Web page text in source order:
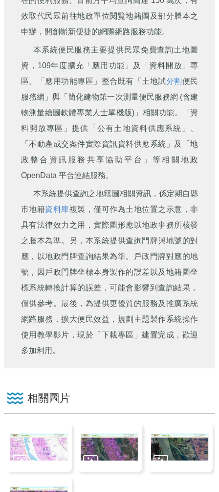
效取代民眾前往地政單位閱覽地籍圖及部分謄本之
申辦，開創嶄新便捷的網際網路服務功能。
本系統便民服務主要提供民眾免費查詢土地圖
資，109年度擴充「應用功能」及「資料開放」專
區。「應用功能專區」整合既有「土地試分割 便民
服務網」與「簡化建物第一次測量便民服務網 (含建
物測量繪圖軟體專業人士單機版)」相關功能。「資
料開放專區」提供「公有土地資料供應系統」、
「不動產成交案件實際資訊資料供應系統」及「地
政整合資訊服務共享協助平台」等相關地政
OpenData 平台連結服務。
本系統提供查詢之地籍圖相關資訊，係定期自縣
市地籍資料庫複製，僅可作為土地位置之示意，非
具有法律效力之用，實際圖形應以地政事務所核發
之謄本為準。另，本系統提供查詢門牌與地號的對
應，以地政門牌查詢結果為準。戶政門牌對應的地
號，因戶政門牌坐標本身製作的誤差以及地籍圖坐
標系統轉換計算的誤差，可能會影響到查詢結果，
僅供參考。最後，為提供更優質的服務及推廣系統
網路服務，擴大便民效益，規劃主題製作系統操作
使用教學影片，現於「下載專區」建置完成，歡迎
多加利用。
相關圖片